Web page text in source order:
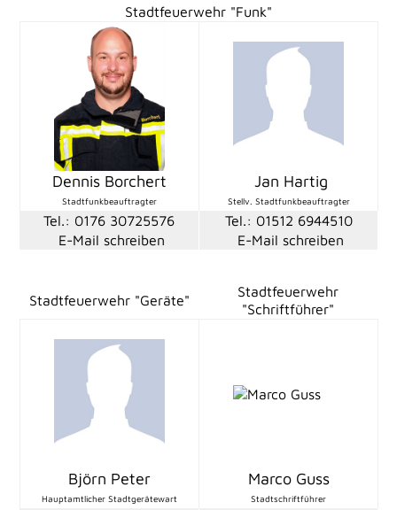
Stadtfeuerwehr "Funk"
Dennis Borchert Jan Hartig
Stadtfunkbeauftragter Stellv. Stadtfunkbeauftragter
Tel.: 0176 30725576
Tel.: 01512 6944510
E-Mail schreiben
E-Mail schreiben
Stadtfeuerwehr "Geräte"
Stadtfeuerwehr
"Schriftführer"
Björn Peter Marco Guss
Hauptamtlicher Stadtgerätewart Stadtschriftführer